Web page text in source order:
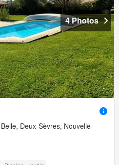
4 Photos
Deux-Sèvres, Nouvelle-